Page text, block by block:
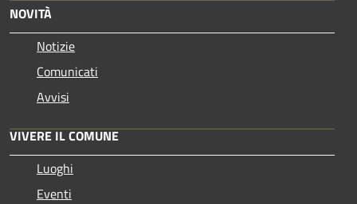
NOVITÀ
Notizie
Comunicati
Avvisi
VIVERE IL COMUNE
Luoghi
Eventi